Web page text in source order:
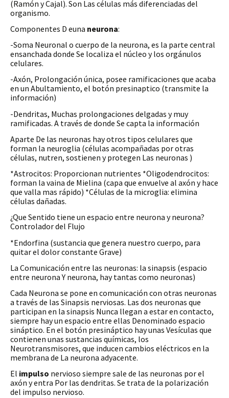
(Ramón y Cajal). Son Las células más diferenciadas del
organismo.
Componentes D euna neurona:
-Soma Neuronal o cuerpo de la neurona, es la parte central
ensanchada donde Se localiza el núcleo y los orgánulos
celulares.
-Axón, Prolongación única, posee ramificaciones que acaba
en un Abultamiento, el botón presinaptico (transmite la
información)
-Dendritas, Muchas prolongaciones delgadas y muy
ramificadas. A través de donde Se capta la información
Aparte De las neuronas hay otros tipos celulares que
forman la neuroglia (células acompañadas por otras
células, nutren, sostienen y protegen Las neuronas )
*Astrocitos: Proporcionan nutrientes *Oligodendrocitos:
forman la vaina de Mielina (capa que envuelve al axón y hace
que valla mas rápido) *Células de la microglia: elimina
células dañadas.
¿Que Sentido tiene un espacio entre neurona y neurona?
Controlador del Flujo
*Endorfina (sustancia que genera nuestro cuerpo, para
quitar el dolor constante Grave)
La Comunicación entre las neuronas: la sinapsis (espacio
entre neurona Y neurona, hay tantas como neuronas)
Cada Neurona se pone en comunicación con otras neuronas
a través de las Sinapsis nerviosas. Las dos neuronas que
participan en la sinapsis Nunca llegan a estar en contacto,
siempre hay un espacio entre ellas Denominado espacio
sináptico. En el botón presináptico hay unas Vesículas que
contienen unas sustancias químicas, los
Neurotransmisores, que inducen cambios eléctricos en la
membrana de La neurona adyacente.
El impulso nervioso siempre sale de las neuronas por el
axón y entra Por las dendritas. Se trata de la polarización
del impulso nervioso.